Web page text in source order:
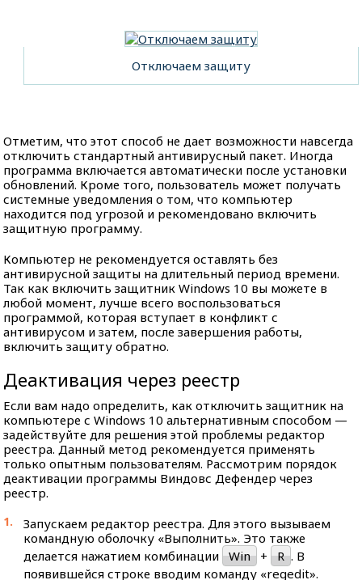
Отключаем защиту
Отметим, что этот способ не дает возможности навсегда
отключить стандартный антивирусный пакет. Иногда
программа включается автоматически после установки
обновлений. Кроме того, пользователь может получать
системные уведомления о том, что компьютер
находится под угрозой и рекомендовано включить
защитную программу.
Компьютер не рекомендуется оставлять без
антивирусной защиты на длительный период времени.
Так как включить защитник Windows 10 вы можете в
любой момент, лучше всего воспользоваться
программой, которая вступает в конфликт с
антивирусом и затем, после завершения работы,
включить защиту обратно.
Деактивация через реестр
Если вам надо определить, как отключить защитник на
компьютере с Windows 10 альтернативным способом —
задействуйте для решения этой проблемы редактор
реестра. Данный метод рекомендуется применять
только опытным пользователям. Рассмотрим порядок
деактивации программы Виндовс Дефендер через
реестр.
Запускаем редактор реестра. Для этого вызываем
командную оболочку «Выполнить». Это также
делается нажатием комбинации
Win + R . В
появившейся строке вводим команду «regedit».